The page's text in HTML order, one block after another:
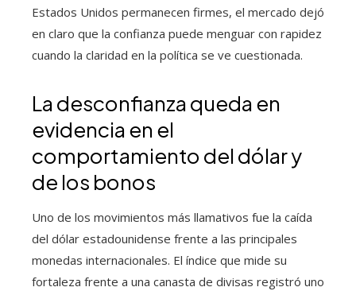
Estados Unidos permanecen firmes, el mercado dejó
en claro que la confianza puede menguar con rapidez
cuando la claridad en la política se ve cuestionada.
La desconfianza queda en
evidencia en el
comportamiento del dólar y
de los bonos
Uno de los movimientos más llamativos fue la caída
del dólar estadounidense frente a las principales
monedas internacionales. El índice que mide su
fortaleza frente a una canasta de divisas registró uno